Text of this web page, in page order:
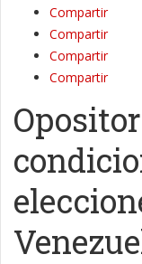
Compartir
Compartir
Compartir
Compartir